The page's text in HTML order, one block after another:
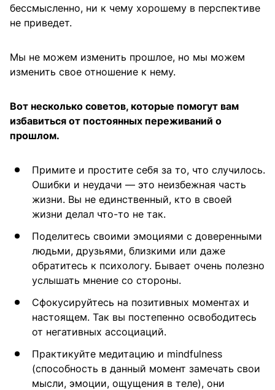
бессмысленно, ни к чему хорошему в перспективе
не приведет.
Мы не можем изменить прошлое, но мы можем
изменить свое отношение к нему.
Вот несколько советов, которые помогут вам
избавиться от постоянных переживаний о
прошлом.
Примите и простите себя за то, что случилось.
Ошибки и неудачи — это неизбежная часть
жизни. Вы не единственный, кто в своей
жизни делал что-то не так.
Поделитесь своими эмоциями с доверенными
людьми, друзьями, близкими или даже
обратитесь к психологу. Бывает очень полезно
услышать мнение со стороны.
Сфокусируйтесь на позитивных моментах и
настоящем. Так вы постепенно освободитесь
от негативных ассоциаций.
Практикуйте медитацию и mindfulness
(способность в данный момент замечать свои
мысли, эмоции, ощущения в теле), они